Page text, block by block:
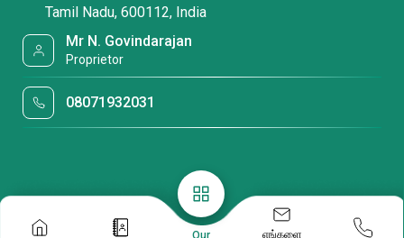
Our எங்களை
Tamil Nadu, 600112, India
Mr N. Govindarajan
Proprietor
08071932031